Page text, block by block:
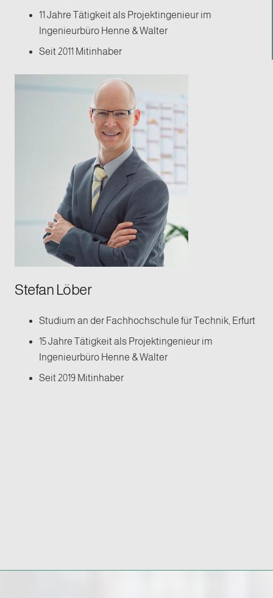
11 Jahre Tätigkeit als Projektingenieur im
Ingenieurbüro Henne & Walter
Seit 2011 Mitinhaber
Stefan Löber
Studium an der Fachhochschule für Technik, Erfurt
15 Jahre Tätigkeit als Projektingenieur im
Ingenieurbüro Henne & Walter
Seit 2019 Mitinhaber